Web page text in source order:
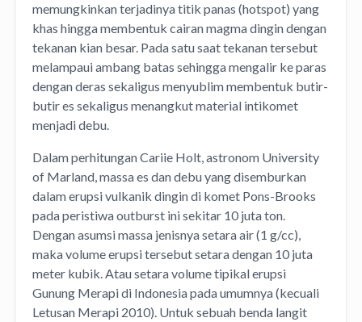
memungkinkan terjadinya titik panas (hotspot) yang
khas hingga membentuk cairan magma dingin dengan
tekanan kian besar. Pada satu saat tekanan tersebut
melampaui ambang batas sehingga mengalir ke paras
dengan deras sekaligus menyublim membentuk butir-
butir es sekaligus menangkut material intikomet
menjadi debu.
Dalam perhitungan Cariie Holt, astronom University
of Marland, massa es dan debu yang disemburkan
dalam erupsi vulkanik dingin di komet Pons-Brooks
pada peristiwa outburst ini sekitar 10 juta ton.
Dengan asumsi massa jenisnya setara air (1 g/cc),
maka volume erupsi tersebut setara dengan 10 juta
meter kubik. Atau setara volume tipikal erupsi
Gunung Merapi di Indonesia pada umumnya (kecuali
Letusan Merapi 2010). Untuk sebuah benda langit